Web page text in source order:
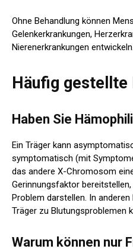
Ohne Behandlung können
Gelenkerkrankungen,
Nierenerkrankungen entwickeln.
Häufig gestellte
Haben Sie
Ein Träger kann
symptomatisch (mit
das andere X-Chromosom
Gerinnungsfaktor
Problem darstellen. In
Träger zu Blutungsproblemen
Warum können nur